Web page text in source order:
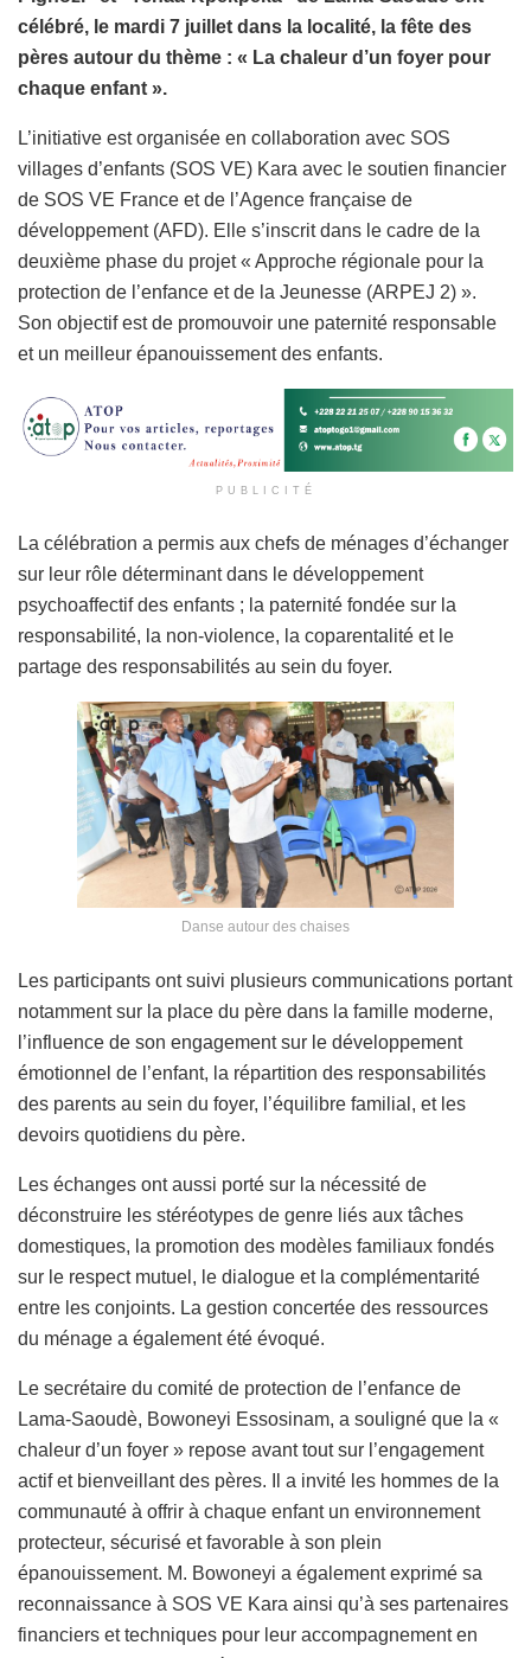
célébré, le mardi 7 juillet dans la localité, la fête des
pères autour du thème : « La chaleur d’un foyer pour
chaque enfant ».
L’initiative est organisée en collaboration avec SOS
villages d’enfants (SOS VE) Kara avec le soutien financier
de SOS VE France et de l’Agence française de
développement (AFD). Elle s’inscrit dans le cadre de la
deuxième phase du projet « Approche régionale pour la
protection de l’enfance et de la Jeunesse (ARPEJ 2) ».
Son objectif est de promouvoir une paternité responsable
et un meilleur épanouissement des enfants.
PUBLICITÉ
La célébration a permis aux chefs de ménages d’échanger
sur leur rôle déterminant dans le développement
psychoaffectif des enfants ; la paternité fondée sur la
responsabilité, la non-violence, la coparentalité et le
partage des responsabilités au sein du foyer.
Danse autour des chaises
Les participants ont suivi plusieurs communications portant
notamment sur la place du père dans la famille moderne,
l’influence de son engagement sur le développement
émotionnel de l’enfant, la répartition des responsabilités
des parents au sein du foyer, l’équilibre familial, et les
devoirs quotidiens du père.
Les échanges ont aussi porté sur la nécessité de
déconstruire les stéréotypes de genre liés aux tâches
domestiques, la promotion des modèles familiaux fondés
sur le respect mutuel, le dialogue et la complémentarité
entre les conjoints. La gestion concertée des ressources
du ménage a également été évoqué.
Le secrétaire du comité de protection de l’enfance de
Lama-Saoudè, Bowoneyi Essosinam, a souligné que la «
chaleur d’un foyer » repose avant tout sur l’engagement
actif et bienveillant des pères. Il a invité les hommes de la
communauté à offrir à chaque enfant un environnement
protecteur, sécurisé et favorable à son plein
épanouissement. M. Bowoneyi a également exprimé sa
reconnaissance à SOS VE Kara ainsi qu’à ses partenaires
financiers et techniques pour leur accompagnement en